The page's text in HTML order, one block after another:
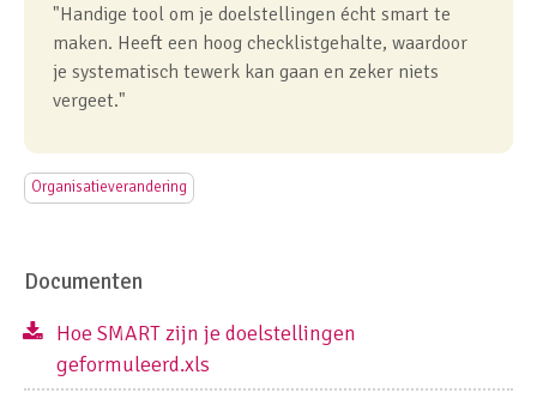
"Handige tool om je doelstellingen écht smart te
maken. Heeft een hoog checklistgehalte, waardoor
je systematisch tewerk kan gaan en zeker niets
vergeet."
Organisatieverandering
Documenten
Hoe SMART zijn je doelstellingen
geformuleerd.xls